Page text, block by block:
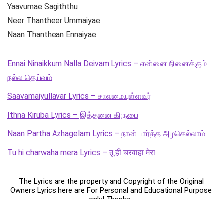
Yaavumae Sagiththu
Neer Thantheer Ummaiyae
Naan Thanthean Ennaiyae
Ennai Ninaikkum Nalla Deivam Lyrics – என்னை நினைக்கும்
நல்ல தெய்வம்
Saavamaiyullavar Lyrics – சாவமையுள்ளவர்
Ithna Kiruba Lyrics – இத்தனை கிருபை
Naan Partha Azhagelam Lyrics – நான் பார்த்த அழகெல்லாம்
Tu hi charwaha mera Lyrics – तू ही चरवाहा मेरा
The Lyrics are the property and Copyright of the Original
Owners Lyrics here are For Personal and Educational Purpose